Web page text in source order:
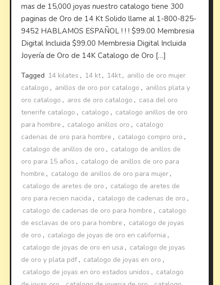
mas de 15,000 joyas nuestro catalogo tiene 300
paginas de Oro de 14 Kt Solido llame al 1-800-825-
9452 HABLAMOS ESPAÑOL ! ! ! $99.00 Membresia
Digital Incluida $99.00 Membresia Digital Incluida
Joyería de Oro de 14K Catalogo de Oro […]
Tagged 14 kilates , 14 kt, 14kt, anillo de oro mujer
catalogo , anillos de oro por catalogo , anillos plata y
oro catalogo , aros de oro catalogo , casa del oro
tenerife catalogo , catalogo , catalogo anillos de oro
para hombre , catalogo anillos oro , catalogo
cadenas de oro para hombre , catalogo compro oro ,
catalogo de anillos de oro , catalogo de anillos de
oro para 15 años , catalogo de anillos de oro para
hombre , catalogo de anillos de oro para mujer ,
catalogo de aretes de oro , catalogo de aretes de
oro para recien nacida , catalogo de cadenas de oro ,
catalogo de cadenas de oro para hombre , catalogo
de esclavas de oro para hombre , catalogo de joyas
de oro , catalogo de joyas de oro en california ,
catalogo de joyas de oro en usa , catalogo de joyas
de oro y plata pdf , catalogo de joyas en oro ,
catalogo de joyas en oro estados unidos , catalogo